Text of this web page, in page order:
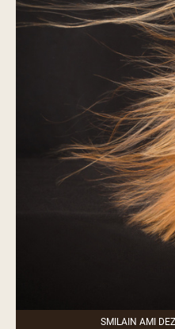
SMILAIN AMI